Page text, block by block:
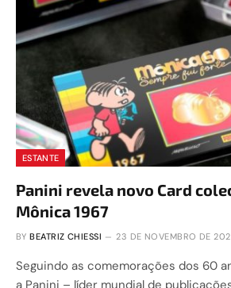
ESTANTE
Panini revela novo Card
Mônica 1967
BY BEATRIZ CHIESSI 23 DE NOVEMBRO DE
Seguindo as comemorações dos 60
a Panini – líder mundial de